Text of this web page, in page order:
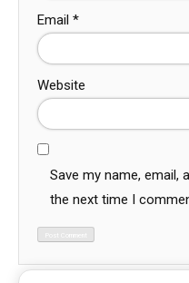
Email *
Website
Save my name, email,
the next time I